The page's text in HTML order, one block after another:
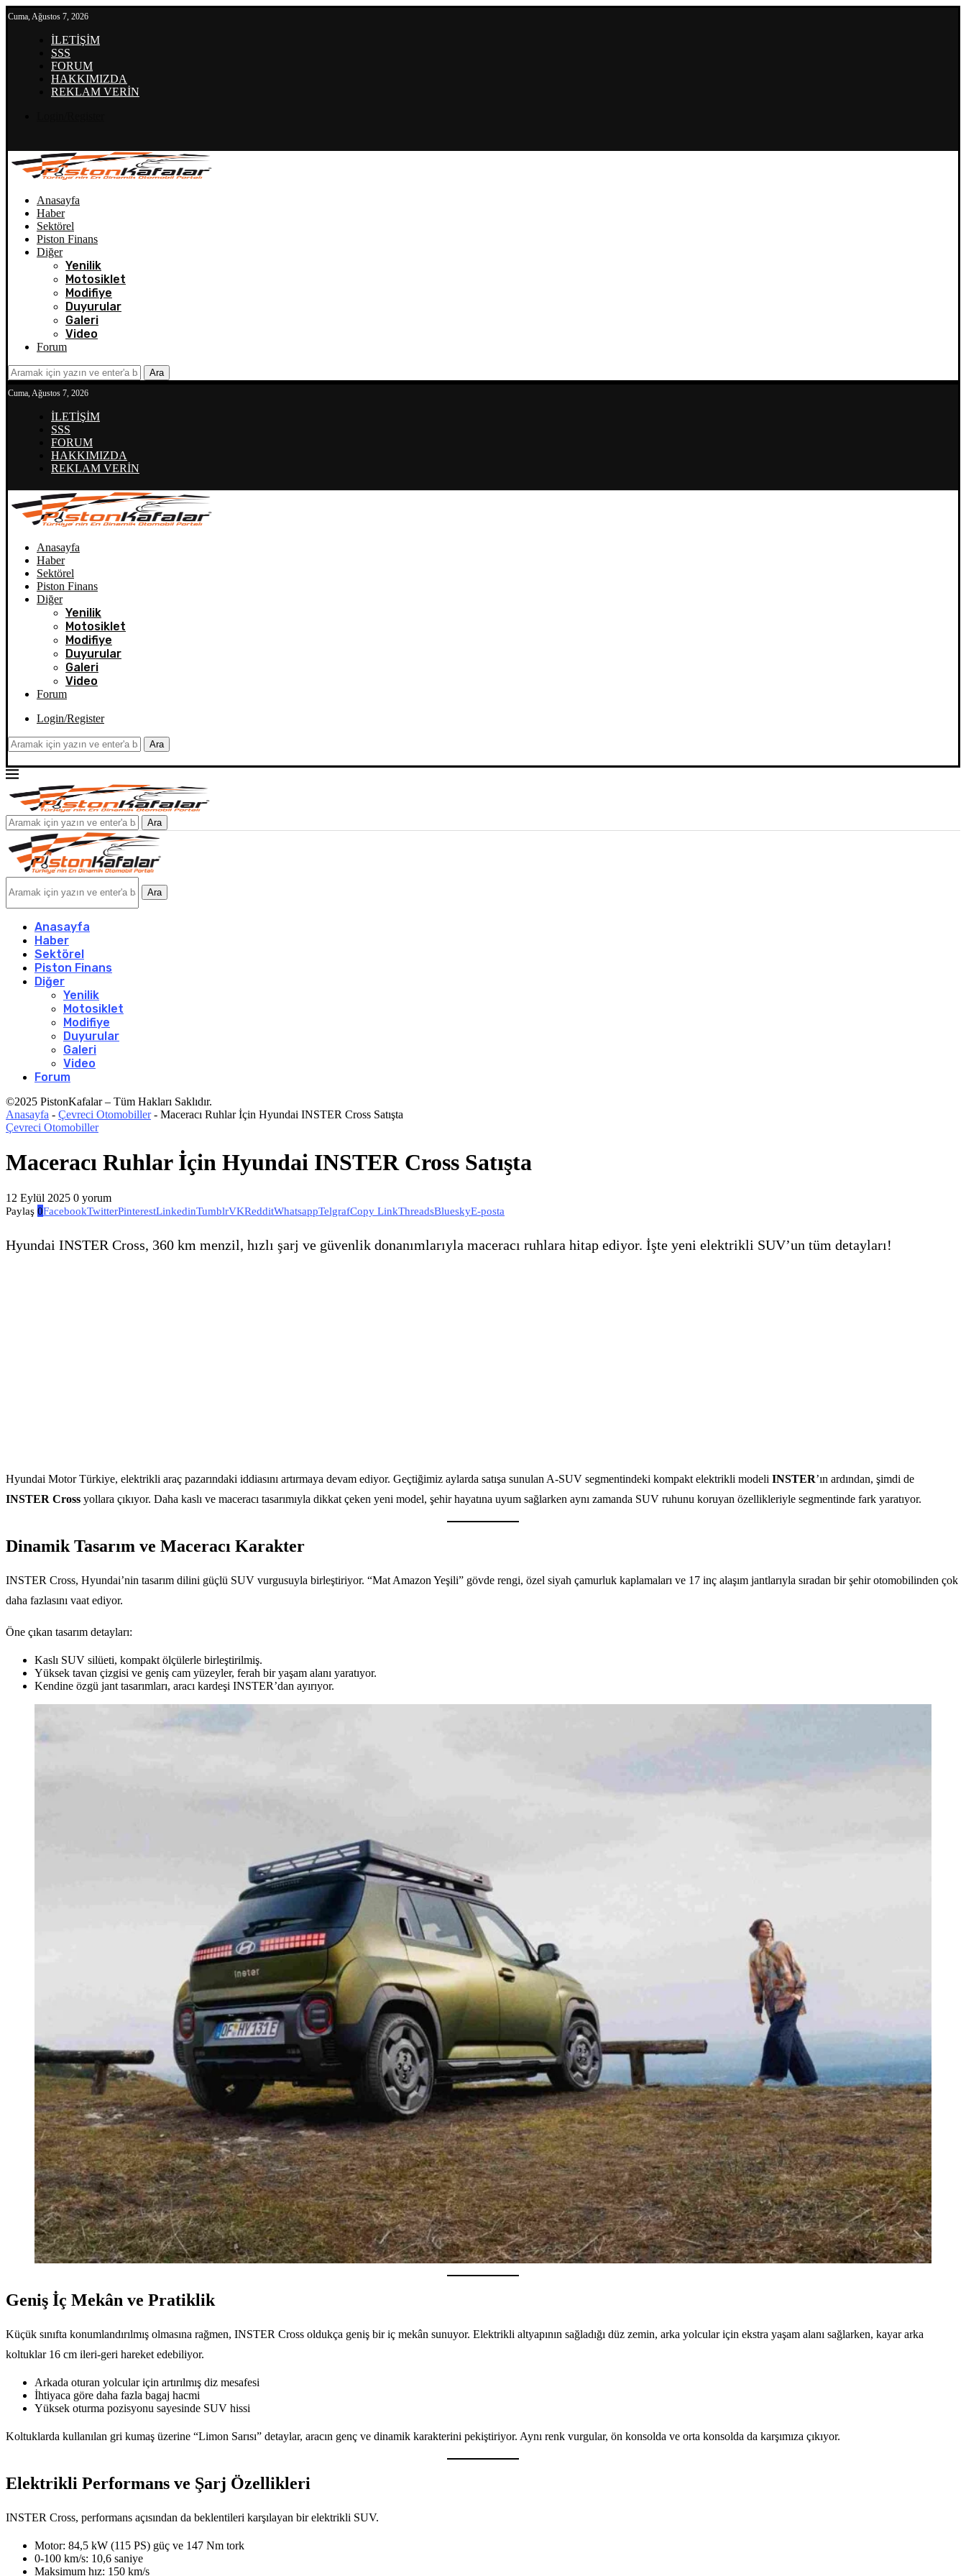
Cuma, Ağustos 7, 2026
İLETİŞİM
SSS
FORUM
HAKKIMIZDA
REKLAM VERİN
Anasayfa
Haber
Sektörel
Piston Finans
Diğer
Yenilik
Motosiklet
Modifiye
Duyurular
Galeri
Video
Forum
Ara
Cuma, Ağustos 7, 2026
İLETİŞİM
SSS
FORUM
HAKKIMIZDA
REKLAM VERİN
Anasayfa
Haber
Sektörel
Piston Finans
Diğer
Yenilik
Motosiklet
Modifiye
Duyurular
Galeri
Video
Forum
Login/Register
Ara
Ara
Ara
Anasayfa
Haber
Sektörel
Piston Finans
Diğer
Yenilik
Motosiklet
Modifiye
Duyurular
Galeri
Video
Forum
©2025 PistonKafalar – Tüm Hakları Saklıdır.
Anasayfa - Çevreci Otomobiller- Maceracı Ruhlar İçin Hyundai INSTER Cross Satışta
Çevreci Otomobiller
Maceracı Ruhlar İçin Hyundai INSTER Cross Satışta
12 Eylül 2025 0 yorum
Paylaş 0FacebookTwitterPinterestLinkedinTumblrVKRedditWhatsappTelgrafCopy LinkThreadsBlueskyE-posta
Hyundai INSTER Cross, 360 km menzil, hızlı şarj ve güvenlik donanımlarıyla maceracı ruhlara hitap ediyor. İşte yeni elektrikli SUV’un tüm detayları!
Hyundai Motor Türkiye, elektrikli araç pazarındaki iddiasını artırmaya devam ediyor. Geçtiğimiz aylarda satışa sunulan A-SUV segmentindeki kompakt elektrikli modeli INSTER’ın ardından, şimdi de
INSTER Cross yollara çıkıyor. Daha kaslı ve maceracı tasarımıyla dikkat çeken yeni model, şehir hayatına uyum sağlarken aynı zamanda SUV ruhunu koruyan özellikleriyle segmentinde fark yaratıyor.
Dinamik Tasarım ve Maceracı Karakter
INSTER Cross, Hyundai’nin tasarım dilini güçlü SUV vurgusuyla birleştiriyor. “Mat Amazon Yeşili” gövde rengi, özel siyah çamurluk kaplamaları ve 17 inç alaşım jantlarıyla sıradan bir şehir otomobilinden çok
daha fazlasını vaat ediyor.
Öne çıkan tasarım detayları:
Kaslı SUV silüeti, kompakt ölçülerle birleştirilmiş.
Yüksek tavan çizgisi ve geniş cam yüzeyler, ferah bir yaşam alanı yaratıyor.
Kendine özgü jant tasarımları, aracı kardeşi INSTER’dan ayırıyor.
Geniş İç Mekân ve Pratiklik
Küçük sınıfta konumlandırılmış olmasına rağmen, INSTER Cross oldukça geniş bir iç mekân sunuyor. Elektrikli altyapının sağladığı düz zemin, arka yolcular için ekstra yaşam alanı sağlarken, kayar arka
koltuklar 16 cm ileri-geri hareket edebiliyor.
Arkada oturan yolcular için artırılmış diz mesafesi
İhtiyaca göre daha fazla bagaj hacmi
Yüksek oturma pozisyonu sayesinde SUV hissi
Koltuklarda kullanılan gri kumaş üzerine “Limon Sarısı” detaylar, aracın genç ve dinamik karakterini pekiştiriyor. Aynı renk vurgular, ön konsolda ve orta konsolda da karşımıza çıkıyor.
Elektrikli Performans ve Şarj Özellikleri
INSTER Cross, performans açısından da beklentileri karşılayan bir elektrikli SUV.
Motor: 84,5 kW (115 PS) güç ve 147 Nm tork
0-100 km/s: 10,6 saniye
Maksimum hız: 150 km/s